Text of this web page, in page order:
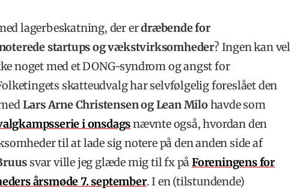
lagerbeskatning, der erdræbende for
startups og vækstvirksomheder? Ingen kan vel
noget med et DONG-syndrom og angst for
skatteudvalg har selvfølgelig foreslået den
Lars Arne Christensen og Lean Milohavde som
i onsdagsnævnte også, hvordan den
til at lade sig notere på den anden side af
svar ville jeg glæde mig til fx påForeningens for
årsmøde 7. september. I en (tilstundende)